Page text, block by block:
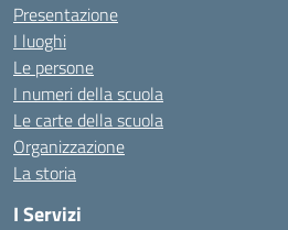
Presentazione
I luoghi
Le persone
I numeri della scuola
Le carte della scuola
Organizzazione
La storia
I Servizi